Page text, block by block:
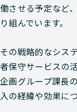
働させる予定など
り組んでいます。
その戦略的なシス
者保守サービスの
企画グループ課長
入の経緯や効果に